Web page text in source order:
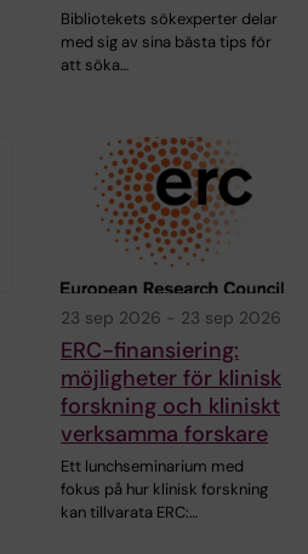
Bibliotekets sökexperter delar
med sig av sina bästa tips för
att söka…
23 sep 2026 - 23 sep 2026
ERC-finansiering:
möjligheter för klinisk
forskning och kliniskt
verksamma forskare
Ett lunchseminarium med
fokus på hur klinisk forskning
kan tillvarata ERC:…